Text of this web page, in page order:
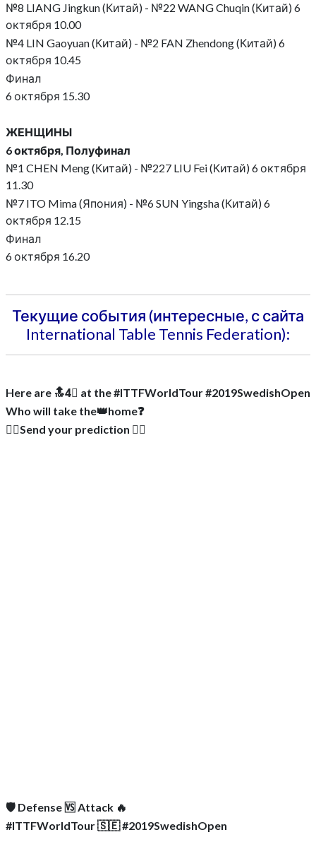
№8 LIANG Jingkun (Китай) - №22 WANG Chuqin (Китай) 6
октября 10.00
№4 LIN Gaoyuan (Китай) - №2 FAN Zhendong (Китай) 6
октября 10.45
Финал
6 октября 15.30
ЖЕНЩИНЫ
6 октября, Полуфинал
№1 CHEN Meng (Китай) - №227 LIU Fei (Китай) 6 октября
11.30
№7 ITO Mima (Япония) - №6 SUN Yingsha (Китай) 6
октября 12.15
Финал
6 октября 16.20
Текущие события (интересные, с сайта
International Table Tennis Federation):
Here are 🔝4⃣ at the #ITTFWorldTour #2019SwedishOpen
Who will take the👑home❓
👇🏼Send your prediction 👇🏼
🛡 Defense 🆚 Attack 🔥
#ITTFWorldTour 🇸🇪 #2019SwedishOpen